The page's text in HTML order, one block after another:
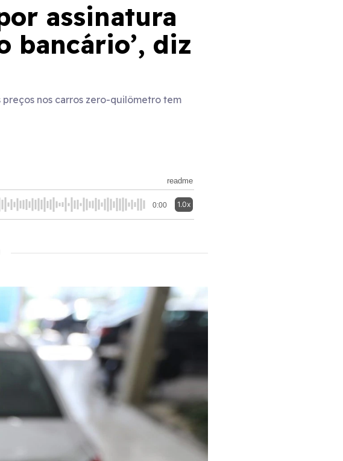
assinatura
bancário’, diz
nos carros zero-quilômetro tem
readme
0:00 1.0x